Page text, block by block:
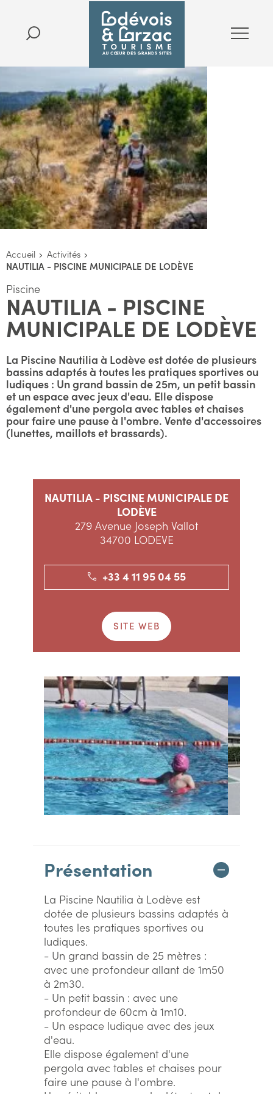
Accueil
Activités
NAUTILIA - PISCINE MUNICIPALE DE LODÈVE
Piscine
NAUTILIA - PISCINE
MUNICIPALE DE LODÈVE
La Piscine Nautilia à Lodève est dotée de plusieurs
bassins adaptés à toutes les pratiques sportives ou
ludiques : Un grand bassin de 25m, un petit bassin
et un espace avec jeux d'eau. Elle dispose
également d'une pergola avec tables et chaises
pour faire une pause à l'ombre. Vente d'accessoires
(lunettes, maillots et brassards).
NAUTILIA - PISCINE MUNICIPALE DE
LODÈVE
279 Avenue Joseph Vallot
34700 LODEVE
+33 4 11 95 04 55
SITE WEB
Présentation
La Piscine Nautilia à Lodève est
dotée de plusieurs bassins adaptés à
toutes les pratiques sportives ou
ludiques.
- Un grand bassin de 25 mètres :
avec une profondeur allant de 1m50
à 2m30.
- Un petit bassin : avec une
profondeur de 60cm à 1m10.
- Un espace ludique avec des jeux
d'eau.
Elle dispose également d'une
pergola avec tables et chaises pour
faire une pause à l'ombre.